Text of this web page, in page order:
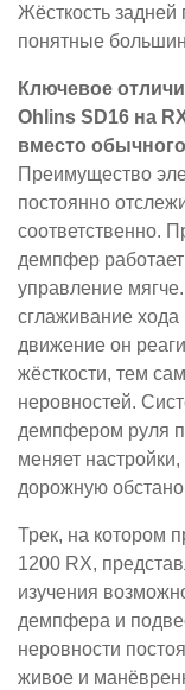
Жёсткость
понятные
Ключевое
Ohlins SD16 на
вместо
Преимущество
постоянно
соответственно.
демпфер
управление
сглаживание
движение он
жёсткости, тем
неровностей.
демпфером руля
меняет
дорожную
Трек, на котором
1200 RX,
изучения
демпфера и
неровности
живое и